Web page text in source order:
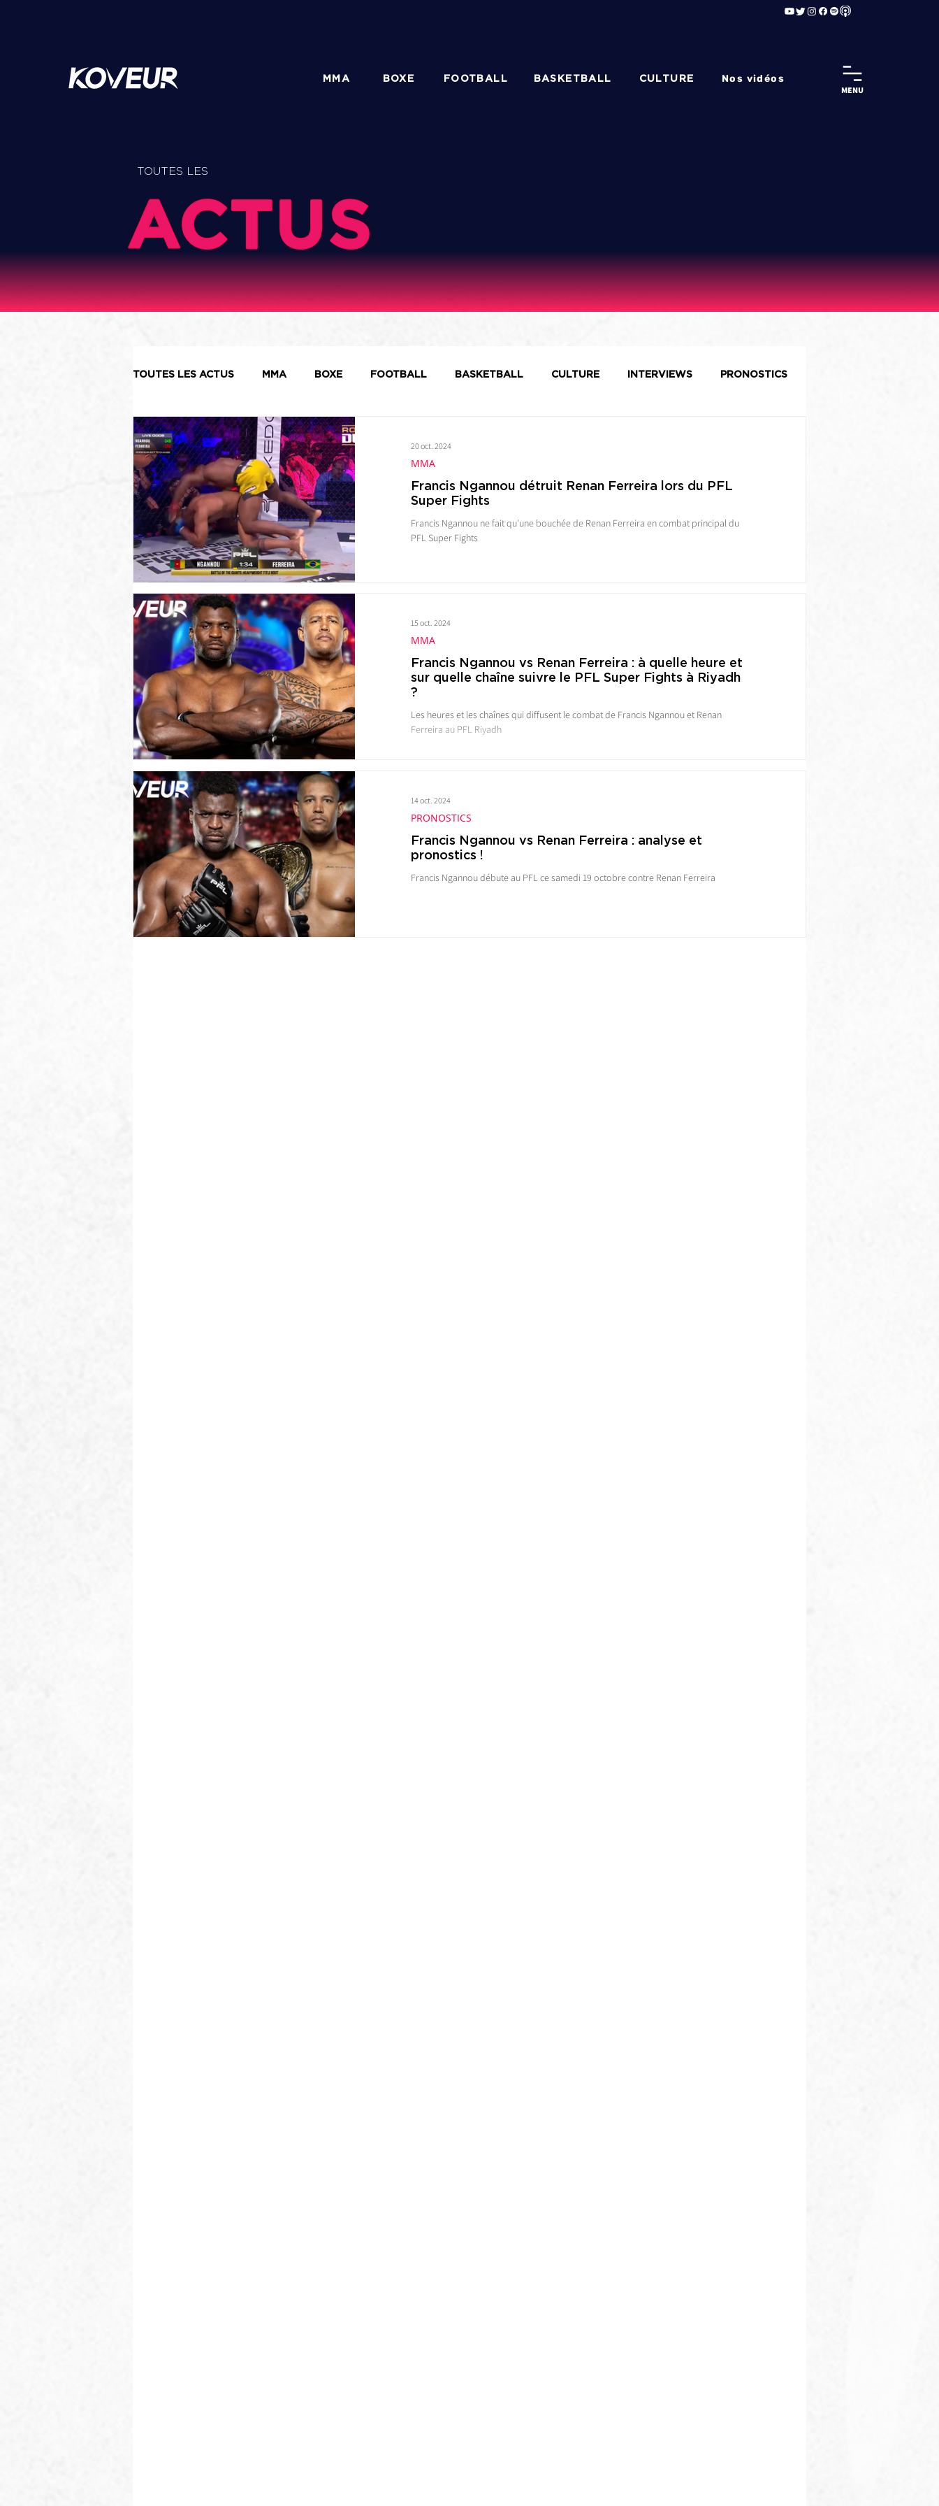
MMA BOXE FOOTBALL BASKETBALL CULTURE Nos vidéos
MENU
TOUTES LES
ACTUS
TOUTES LES ACTUS MMA BOXE FOOTBALL BASKETBALL CULTURE INTERVIEWS PRONOSTICS
Francis Ngannou détruit Renan Ferreira lors du PFL
Super Fights
Francis Ngannou ne fait qu'une bouchée de Renan Ferreira en combat principal du
PFL Super Fights
MMA
20 oct. 2024
Francis Ngannou vs Renan Ferreira : à quelle heure et
sur quelle chaîne suivre le PFL Super Fights à Riyadh
?
Les heures et les chaînes qui diffusent le combat de Francis Ngannou et Renan
Ferreira au PFL Riyadh
MMA
15 oct. 2024
Francis Ngannou vs Renan Ferreira : analyse et
pronostics !
Francis Ngannou débute au PFL ce samedi 19 octobre contre Renan Ferreira
PRONOSTICS
14 oct. 2024